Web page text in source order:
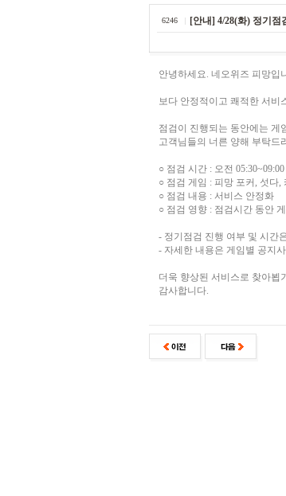
6246 [안내] 4/28(화) 정기점
안녕하세요. 네오위즈 피망입
보다 안정적이고 쾌적한 서비
점검이 진행되는 동안에는 게
고객님들의 너른 양해 부탁드
○ 점검 시간 : 오전
○ 점검 게임 : 피망 포커, 섯다,
○ 점검 내용 : 서비스 안정화
○ 점검 영향 : 점검시간 동안
- 정기점검 진행 여부 및 시간
- 자세한 내용은 게임별 공지
더욱 향상된 서비스로 찾아뵙
감사합니다.